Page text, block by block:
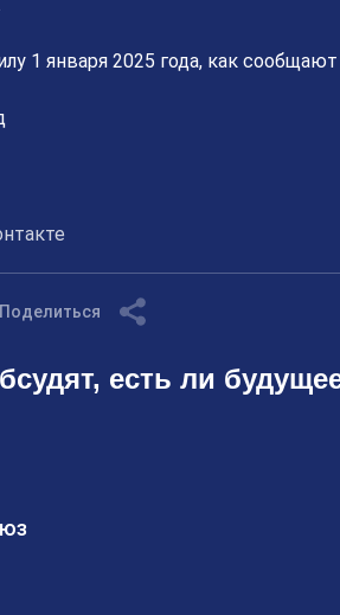
1 января 2025 года, как
Поделиться
есть ли